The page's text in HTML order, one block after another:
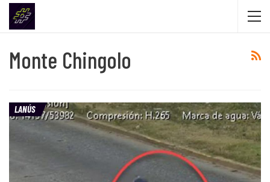
Monte Chingolo
LANÚS